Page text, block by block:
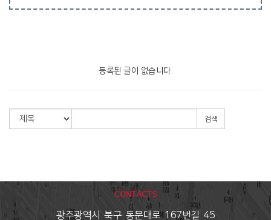
등록된 글이 없습니다.
검색
CONTACTS
광주광역시 북구 동문대로 167번길 45